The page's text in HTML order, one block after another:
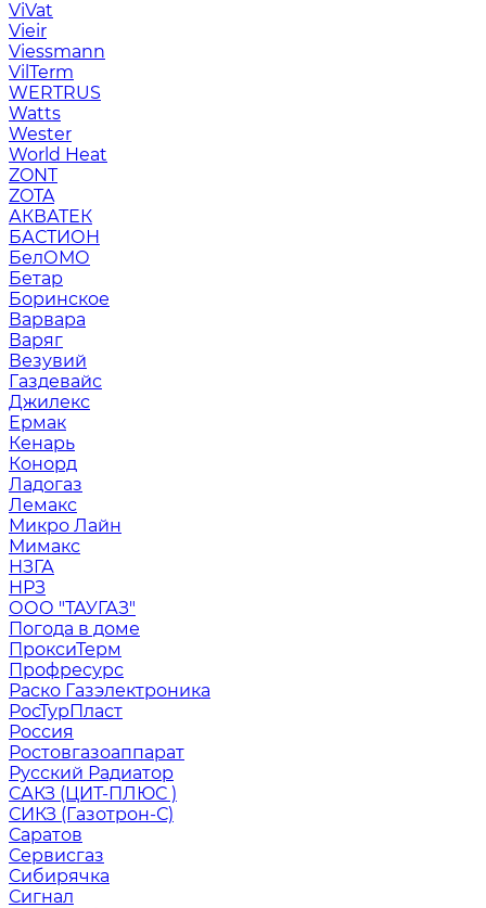
ViVat
Vieir
Viessmann
VilTerm
WERTRUS
Watts
Wester
World Heat
ZONT
ZOTA
АКВАТЕК
БАСТИОН
БелОМО
Бетар
Боринское
Варвара
Варяг
Везувий
Газдевайс
Джилекс
Ермак
Кенарь
Конорд
Ладогаз
Лемакс
Микро Лайн
Мимакс
НЗГА
НРЗ
ООО "ТАУГАЗ"
Погода в доме
ПроксиТерм
Профресурс
Раско Газэлектроника
РосТурПласт
Россия
Ростовгазоаппарат
Русский Радиатор
САКЗ (ЦИТ-ПЛЮС )
СИКЗ (Газотрон-С)
Саратов
Сервисгаз
Сибирячка
Сигнал